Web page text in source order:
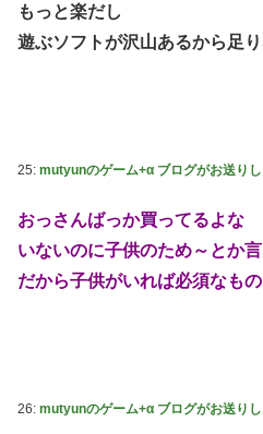
もっと楽だし
遊ぶソフトが沢山あるから足
25: mutyunのゲーム+α ブログがお送りし
おっさんばっか買ってるよな
いないのに子供のため～とか
だから子供がいれば必須なも
26: mutyunのゲーム+α ブログがお送りし